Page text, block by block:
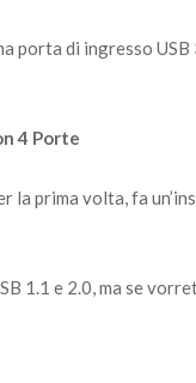
porta di ingresso USB
4 Porte
la prima volta, fa
1.1 e 2.0, ma se